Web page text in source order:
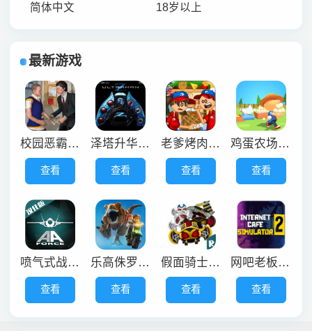
简体中文 18岁以上
最新游戏
校园恶霸模拟器手机版
查看
泽塔升华器模拟器手机版
查看
老爹烤肉店中文版
查看
鸡蛋农场大亨
查看
喷气式战斗机模拟器中文版
查看
乐高侏罗纪公园
查看
假面骑士Kiva豪华版
查看
网吧老板模拟器2中文版
查看